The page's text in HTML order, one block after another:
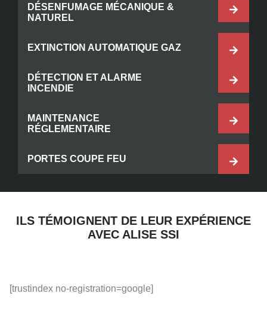
DÉSENFUMAGE MÉCANIQUE &
NATUREL
EXTINCTION AUTOMATIQUE GAZ
DÉTECTION ET ALARME
INCENDIE
MAINTENANCE
RÉGLEMENTAIRE
PORTES COUPE FEU
ILS TÉMOIGNENT DE LEUR EXPÉRIENCE
AVEC ALISE SSI
[trustindex no-registration=google]